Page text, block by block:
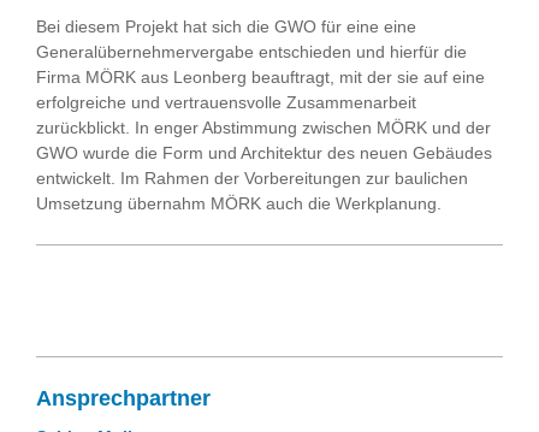
Bei diesem Projekt hat sich die GWO für eine eine
Generalübernehmervergabe entschieden und hierfür die
Firma MÖRK aus Leonberg beauftragt, mit der sie auf eine
erfolgreiche und vertrauensvolle Zusammenarbeit
zurückblickt. In enger Abstimmung zwischen MÖRK und der
GWO wurde die Form und Architektur des neuen Gebäudes
entwickelt. Im Rahmen der Vorbereitungen zur baulichen
Umsetzung übernahm MÖRK auch die Werkplanung.
Ansprechpartner